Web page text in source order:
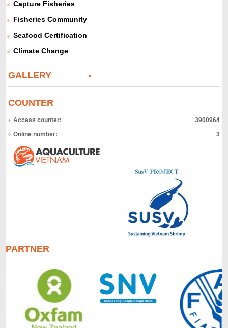
Capture Fisheries
Fisheries Community
Seafood Certification
Climate Change
GALLERY
COUNTER
Access counter:
3900964
Online number:
3
PARTNER